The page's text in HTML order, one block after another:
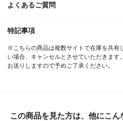
よくあるご質問
特記事項
※こちらの商品は複数サイトで在庫を共有
い場合、キャンセルとさせていただきます
お送りしますので予めご了承ください。
この商品を見た方は、他にこ